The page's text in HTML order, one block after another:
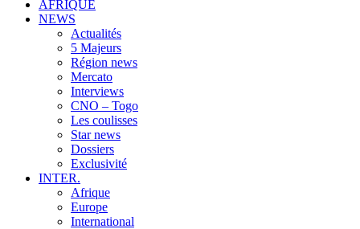
AFRIQUE
NEWS
Actualités
5 Majeurs
Région news
Mercato
Interviews
CNO – Togo
Les coulisses
Star news
Dossiers
Exclusivité
INTER.
Afrique
Europe
International